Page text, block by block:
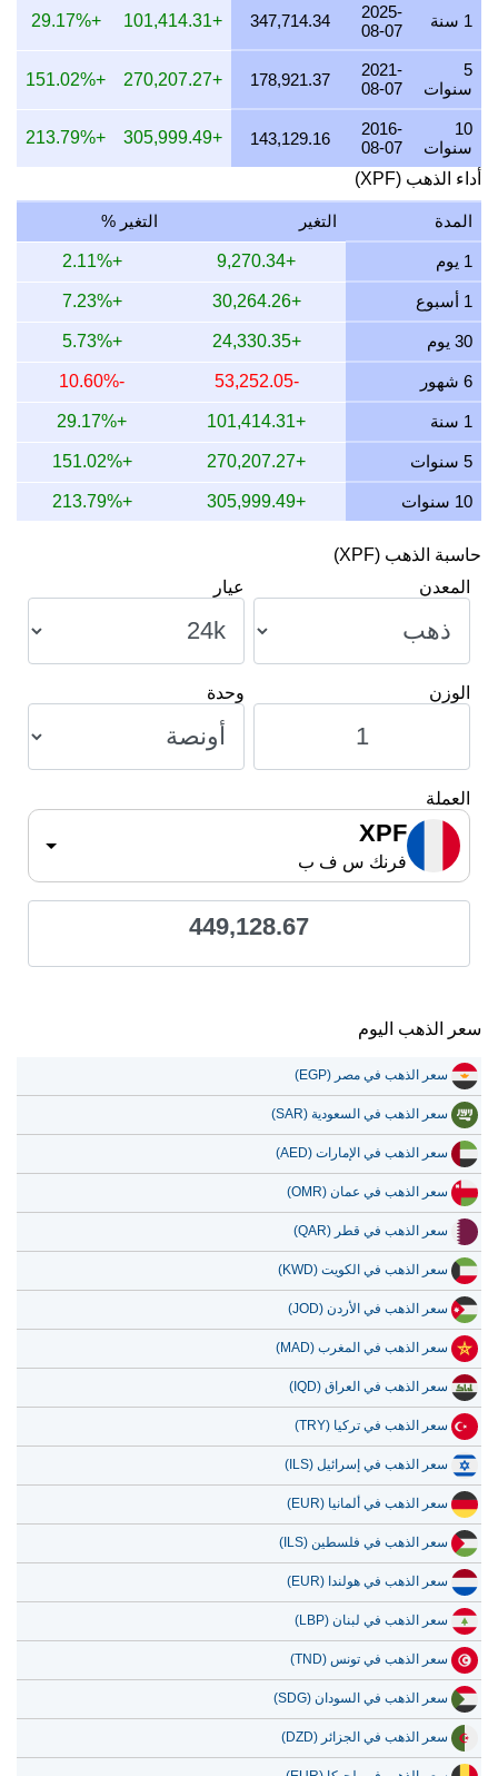
20 يوليو 2026 418,193.52
5,606.53
7,865.28
18 يوليو 2026
17 يوليو 2026 419,129.31
5,619.08
7,882.88
16 يوليو 2026
15 يوليو 2026 422,793.11
7,951.79
14 يوليو 2026 424,645.24
5,693.03
7,986.62
13 يوليو 2026 419,205.48
5,620.10
7,884.31
12 يوليو 2026 429,826.81
5,762.49
8,084.08
11 يوليو 2026 430,184.52
5,767.29
8,090.80
10 يوليو 2026 428,337.93
5,742.53
8,056.07
9 يوليو 2026 431,121.69
5,779.85
8,108.43
1 سنة
2025-
08-07
347,714.34
+101,414.31
+29.17%
5
سنوات
2021-
08-07
178,921.37
+270,207.27
+151.02%
10
سنوات
2016-
08-07
143,129.16
+305,999.49
+213.79%
أداء الذهب (XPF)
المدة التغير التغير %
1 يوم +9,270.34
+2.11%
1 أسبوع +30,264.26
+7.23%
30 يوم +24,330.35
+5.73%
6 شهور -53,252.05
-10.60%
1 سنة +101,414.31
+29.17%
5 سنوات +270,207.27
+151.02%
10 سنوات +305,999.49
+213.79%
حاسبة الذهب (XPF)
المعدن
عيار
الوزن وحدة
العملة
XPF
فرنك س ف ب
449,128.67
سعر الذهب اليوم
سعر الذهب في مصر (EGP)
سعر الذهب في السعودية (SAR)
سعر الذهب في الإمارات (AED)
سعر الذهب في عمان (OMR)
سعر الذهب في قطر (QAR)
سعر الذهب في الكويت (KWD)
سعر الذهب في الأردن (JOD)
سعر الذهب في المغرب (MAD)
سعر الذهب في العراق (IQD)
سعر الذهب في تركيا (TRY)
سعر الذهب في إسرائيل (ILS)
سعر الذهب في ألمانيا (EUR)
سعر الذهب في فلسطين (ILS)
سعر الذهب في هولندا (EUR)
سعر الذهب في لبنان (LBP)
سعر الذهب في تونس (TND)
سعر الذهب في السودان (SDG)
سعر الذهب في الجزائر (DZD)